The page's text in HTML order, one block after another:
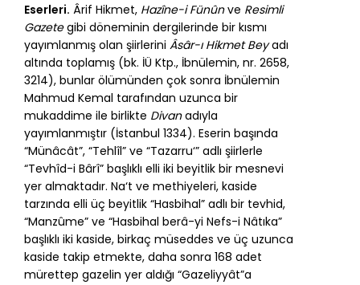
Eserleri. Ârif Hikmet, Hazîne-i Fünûnve Resimli
Gazetegibi döneminin dergilerinde bir kısmı
yayımlanmış olan şiirlerini Âsâr-ı Hikmet Beyadı
altında toplamış (bk. İÜ Ktp., İbnülemin, nr. 2658,
3214), bunlar ölümünden çok sonra İbnülemin
Mahmud Kemal tarafından uzunca bir
mukaddime ile birlikte Divanadıyla
yayımlanmıştır (İstanbul 1334). Eserin başında
“Münâcât”, “Tehlîl” ve “Tazarru‘” adlı şiirlerle
“Tevhîd-i Bârî” başlıklı elli iki beyitlik bir mesnevi
yer almaktadır. Na‘t ve methiyeleri, kaside
tarzında elli üç beyitlik “Hasbihal” adlı bir tevhid,
“Manzûme” ve “Hasbihal berâ-yi Nefs-i Nâtıka”
başlıklı iki kaside, birkaç müseddes ve üç uzunca
kaside takip etmekte, daha sonra 168 adet
mürettep gazelin yer aldığı “Gazeliyyât”a